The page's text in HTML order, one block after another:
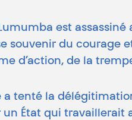
est
souvenir du
d’action, de la
tenté la
État qui